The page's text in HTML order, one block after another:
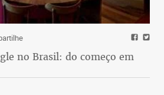
no Brasil: do começo em